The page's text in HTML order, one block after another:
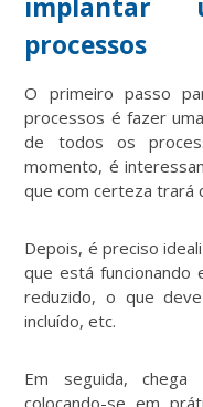
implantar
processos
O primeiro passo
processos é fazer
de todos os
momento, é
que com certeza trará
Depois, é preciso
que está
reduzido, o que
incluído, etc.
Em seguida, chega